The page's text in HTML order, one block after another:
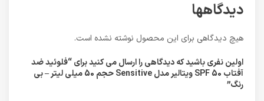
دیدگاهها
هیچ دیدگاهی برای این محصول نوشته نشده است.
اولین نفری باشید که دیدگاهی را ارسال می کنید برای “فلوئید ضد
آفتاب SPF 50 ویتالیر مدل Sensitive حجم 50 میلی لیتر – بی
رنگ”